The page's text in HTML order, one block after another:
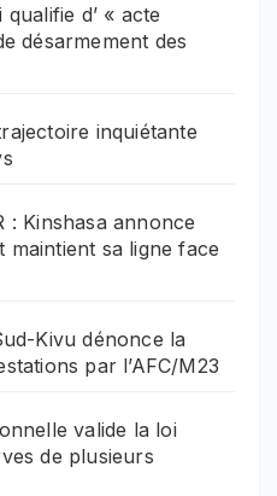
d’ « acte
désarmement des
inquiétante
: Kinshasa annonce
maintient sa ligne face
Kivu dénonce la
par l’AFC/M23
valide la loi
de plusieurs